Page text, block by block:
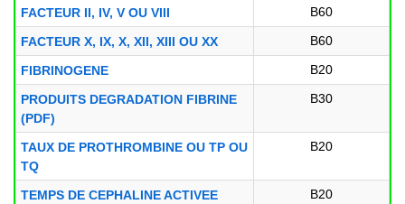
FACTEUR II, IV, V OU VIII B60
FACTEUR X, IX, X, XII, XIII OU XX B60
FIBRINOGENE B20
PRODUITS DEGRADATION FIBRINE
(PDF)
B30
TAUX DE PROTHROMBINE OU TP OU
TQ
B20
TEMPS DE CEPHALINE ACTIVEE
B20